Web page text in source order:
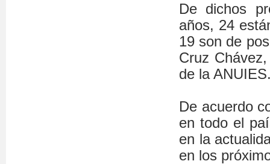
De dichos
años, 24
19 son de
Cruz
de la
De acuerdo
en todo el
en la
en los